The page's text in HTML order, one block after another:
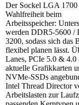
Der Sockel LGA 1700
Wahlfreiheit beim
Arbeitsspeicher:
werden DDR5-5600 /
3200, sodass sich das
flexibel planen lässt.
Lanes, PCIe 5.0 & 4.0
aktuelle Grafikkarten
NVMe-SSDs
Intel Thread Director
Arbeitslasten zur